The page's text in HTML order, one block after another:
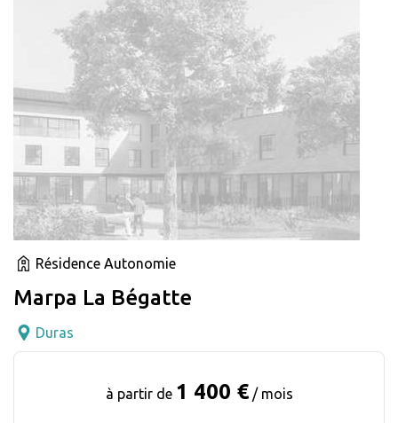
Résidence Autonomie
Marpa La Bégatte
Duras
à partir de 1 400 € / mois